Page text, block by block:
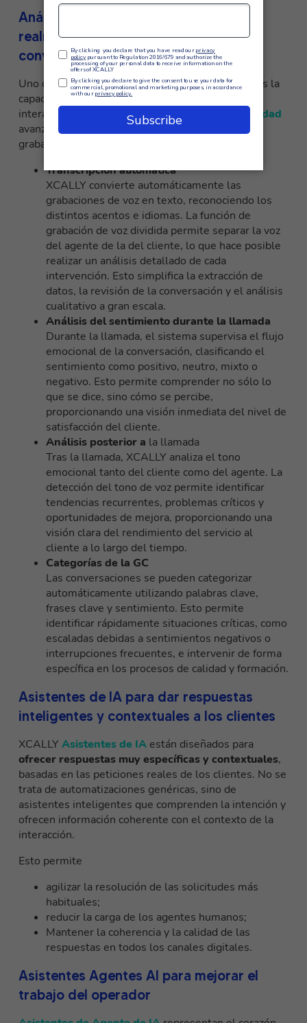
Análisis de calidad para comprender
realmente lo que ocurre en las
conversaciones
Uno de los fundamentos del agente aumentado es la
capacidad de leer e interpretar objetivamente las
interacciones. XCALLY integra el Análisis de Calidad
avanzadas que permiten ir más allá de la simple
grabación de llamadas.
Transcripción automática
XCALLY convierte automáticamente las
grabaciones de voz en texto, reconociendo los
distintos acentos e idiomas. La función de
grabación de voz dividida permite separar la voz
del agente de la del cliente, lo que hace posible
realizar un análisis detallado de cada
intervención. Esto simplifica la extracción de
datos, la revisión de la conversación y el análisis
cualitativo a gran escala.
Análisis del sentimiento durante la llamada
Durante la llamada, el sistema supervisa el flujo
emocional de la conversación, clasificando el
sentimiento como positivo, neutro, mixto o
negativo. Esto permite comprender no sólo lo
que se dice, sino cómo se percibe,
proporcionando una visión inmediata del nivel de
satisfacción del cliente.
Análisis posterior a la llamada
Tras la llamada, XCALLY analiza el tono
emocional tanto del cliente como del agente. La
detección del tono de voz permite identificar
tendencias recurrentes, problemas críticos y
oportunidades de mejora, proporcionando una
visión clara del rendimiento del servicio al
cliente a lo largo del tiempo.
Categorías de la GC
Las conversaciones se pueden categorizar
automáticamente utilizando palabras clave,
frases clave y sentimiento. Esto permite
identificar rápidamente situaciones críticas, como
escaladas debidas a sentimientos negativos o
interrupciones frecuentes, e intervenir de forma
específica en los procesos de calidad y formación.
Asistentes de IA para dar respuestas
inteligentes y contextuales a los clientes
XCALLY Asistentes de IA están diseñados para
ofrecer respuestas muy específicas y contextuales,
basadas en las peticiones reales de los clientes. No se
trata de automatizaciones genéricas, sino de
asistentes inteligentes que comprenden la intención y
ofrecen información coherente con el contexto de la
interacción.
Esto permite
agilizar la resolución de las solicitudes más
habituales;
reducir la carga de los agentes humanos;
Mantener la coherencia y la calidad de las
respuestas en todos los canales digitales.
Asistentes Agentes AI para mejorar el
trabajo del operador